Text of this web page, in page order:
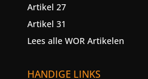
Artikel 27
Artikel 31
Lees alle WOR Artikelen
HANDIGE LINKS